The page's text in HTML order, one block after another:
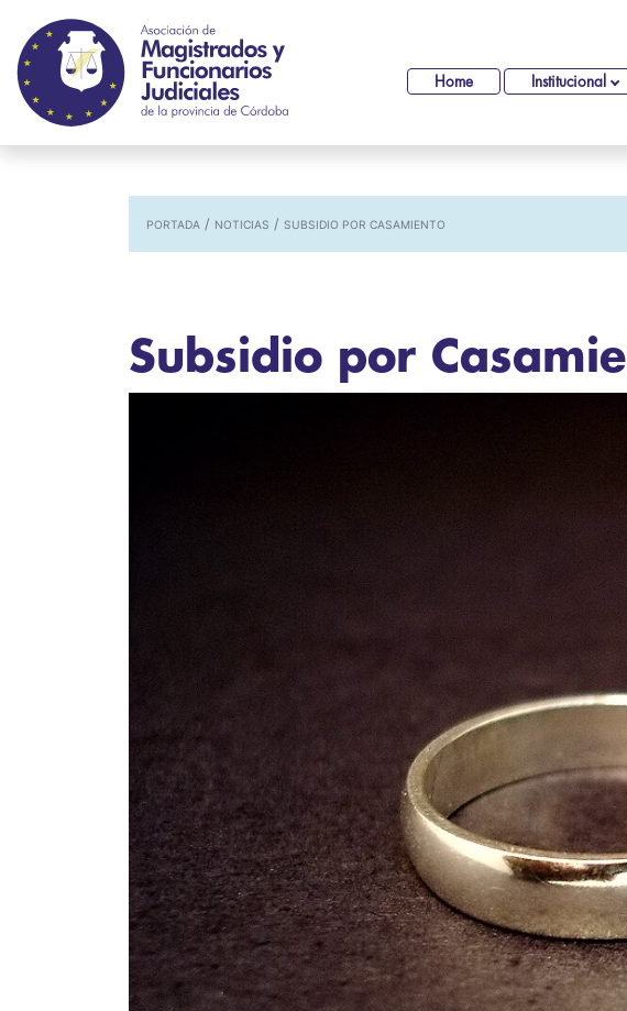
Home Institucional
PORTADA / NOTICIAS / SUBSIDIO POR CASAMIENTO
Subsidio por